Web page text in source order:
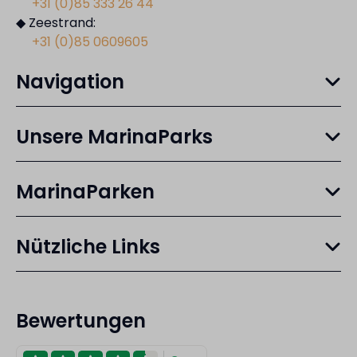
◆ Zeestrand:
+31 (0)85 0609605
Navigation
Unsere MarinaParks
MarinaParken
Nützliche Links
Bewertungen